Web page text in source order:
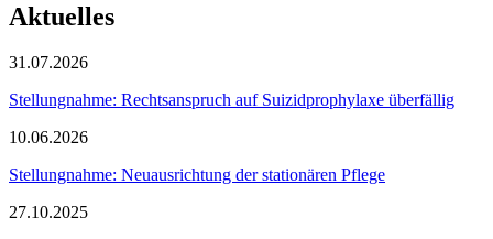
Aktuelles
31.07.2026
Stellungnahme: Rechtsanspruch auf Suizidprophylaxe überfällig
10.06.2026
Stellungnahme: Neuausrichtung der stationären Pflege
27.10.2025